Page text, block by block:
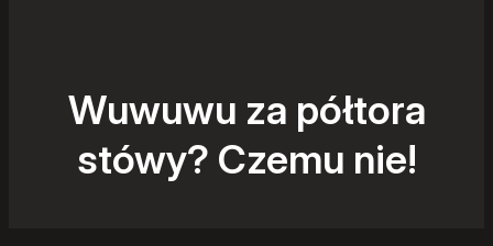
Wuwuwu za półtora
stówy? Czemu nie!